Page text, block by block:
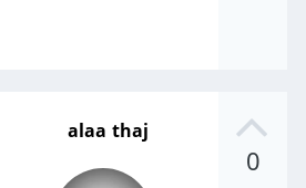
0
alaa thaj